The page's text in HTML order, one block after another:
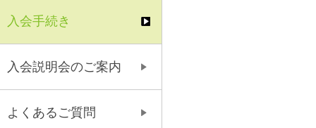
入会手続き
入会説明会のご案内
よくあるご質問